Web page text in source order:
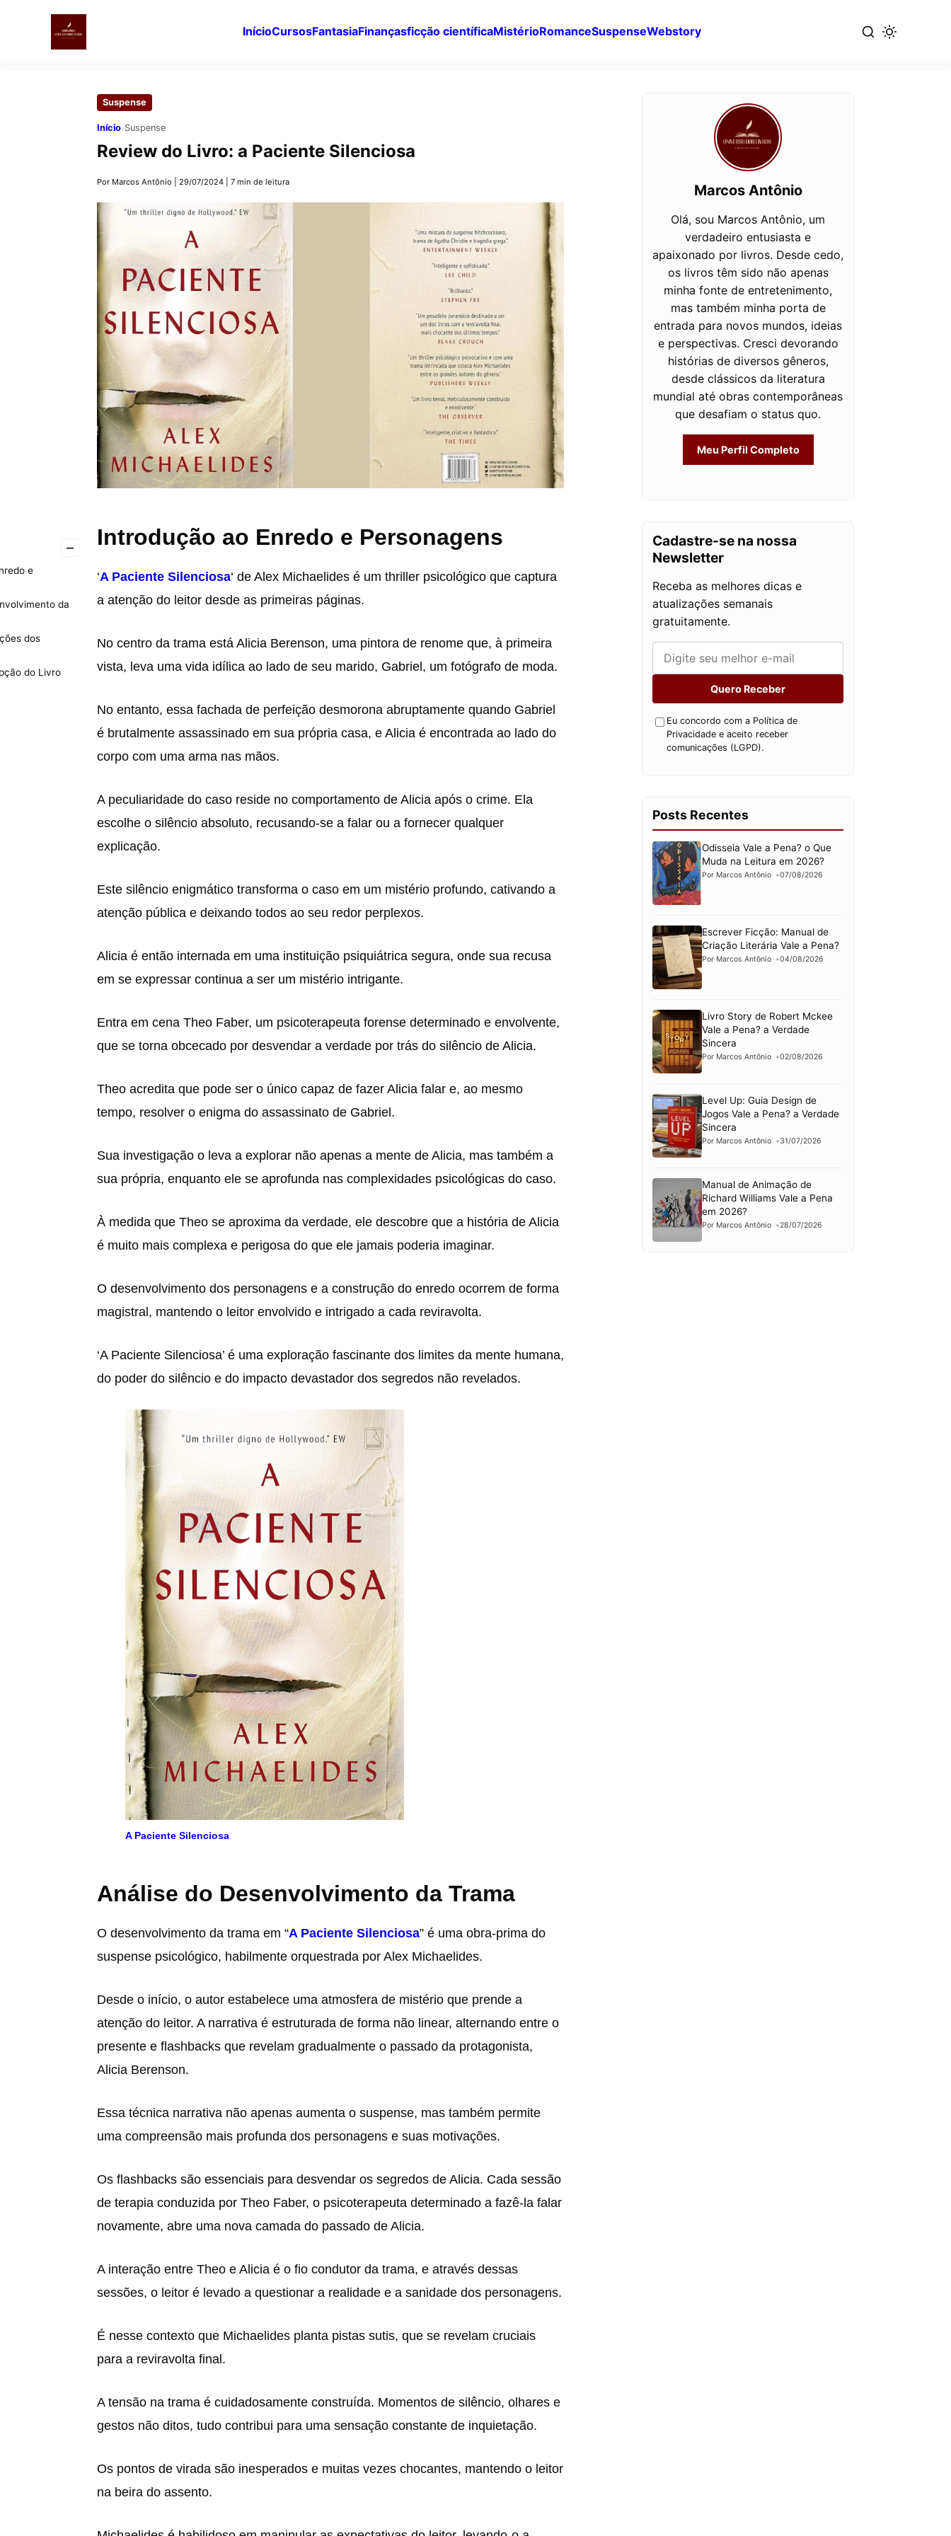
InícioCursosFantasiaFinançasficção científicaMistérioRomanceSuspenseWebstory
Suspense
Início›Suspense
Review do Livro: a Paciente Silenciosa
Por Marcos Antônio 29/07/2024 7 min de leitura
–
e
da
dos
do Livro
Introdução ao Enredo e Personagens
‘A Paciente Silenciosa‘ de Alex Michaelides é um thriller psicológico que captura
a atenção do leitor desde as primeiras páginas.
No centro da trama está Alicia Berenson, uma pintora de renome que, à primeira
vista, leva uma vida idílica ao lado de seu marido, Gabriel, um fotógrafo de moda.
No entanto, essa fachada de perfeição desmorona abruptamente quando Gabriel
é brutalmente assassinado em sua própria casa, e Alicia é encontrada ao lado do
corpo com uma arma nas mãos.
A peculiaridade do caso reside no comportamento de Alicia após o crime. Ela
escolhe o silêncio absoluto, recusando-se a falar ou a fornecer qualquer
explicação.
Este silêncio enigmático transforma o caso em um mistério profundo, cativando a
atenção pública e deixando todos ao seu redor perplexos.
Alicia é então internada em uma instituição psiquiátrica segura, onde sua recusa
em se expressar continua a ser um mistério intrigante.
Entra em cena Theo Faber, um psicoterapeuta forense determinado e envolvente,
que se torna obcecado por desvendar a verdade por trás do silêncio de Alicia.
Theo acredita que pode ser o único capaz de fazer Alicia falar e, ao mesmo
tempo, resolver o enigma do assassinato de Gabriel.
Sua investigação o leva a explorar não apenas a mente de Alicia, mas também a
sua própria, enquanto ele se aprofunda nas complexidades psicológicas do caso.
À medida que Theo se aproxima da verdade, ele descobre que a história de Alicia
é muito mais complexa e perigosa do que ele jamais poderia imaginar.
O desenvolvimento dos personagens e a construção do enredo ocorrem de forma
magistral, mantendo o leitor envolvido e intrigado a cada reviravolta.
‘A Paciente Silenciosa’ é uma exploração fascinante dos limites da mente humana,
do poder do silêncio e do impacto devastador dos segredos não revelados.
A Paciente Silenciosa
Análise do Desenvolvimento da Trama
O desenvolvimento da trama em “A Paciente Silenciosa” é uma obra-prima do
suspense psicológico, habilmente orquestrada por Alex Michaelides.
Desde o início, o autor estabelece uma atmosfera de mistério que prende a
atenção do leitor. A narrativa é estruturada de forma não linear, alternando entre o
presente e flashbacks que revelam gradualmente o passado da protagonista,
Alicia Berenson.
Essa técnica narrativa não apenas aumenta o suspense, mas também permite
uma compreensão mais profunda dos personagens e suas motivações.
Os flashbacks são essenciais para desvendar os segredos de Alicia. Cada sessão
de terapia conduzida por Theo Faber, o psicoterapeuta determinado a fazê-la falar
novamente, abre uma nova camada do passado de Alicia.
A interação entre Theo e Alicia é o fio condutor da trama, e através dessas
sessões, o leitor é levado a questionar a realidade e a sanidade dos personagens.
É nesse contexto que Michaelides planta pistas sutis, que se revelam cruciais
para a reviravolta final.
A tensão na trama é cuidadosamente construída. Momentos de silêncio, olhares e
gestos não ditos, tudo contribui para uma sensação constante de inquietação.
Os pontos de virada são inesperados e muitas vezes chocantes, mantendo o leitor
na beira do assento.
Marcos Antônio
Olá, sou Marcos Antônio, um
verdadeiro entusiasta e
apaixonado por livros. Desde cedo,
os livros têm sido não apenas
minha fonte de entretenimento,
mas também minha porta de
entrada para novos mundos, ideias
e perspectivas. Cresci devorando
histórias de diversos gêneros,
desde clássicos da literatura
mundial até obras contemporâneas
que desafiam o status quo.
Meu Perfil Completo
Cadastre-se na nossa
Newsletter
Receba as melhores dicas e
atualizações semanais
gratuitamente.
Quero Receber
Eu concordo com a Política de
Privacidade e aceito receber
comunicações (LGPD).
Posts Recentes
Odisseia Vale a Pena? o Que
Muda na Leitura em 2026?
Por Marcos Antônio 07/08/2026
Escrever Ficção: Manual de
Criação Literária Vale a Pena?
Por Marcos Antônio 04/08/2026
Livro Story de Robert Mckee
Vale a Pena? a Verdade
Sincera
Por Marcos Antônio 02/08/2026
Level Up: Guia Design de
Jogos Vale a Pena? a Verdade
Sincera
Por Marcos Antônio 31/07/2026
Manual de Animação de
Richard Williams Vale a Pena
em 2026?
Por Marcos Antônio 28/07/2026